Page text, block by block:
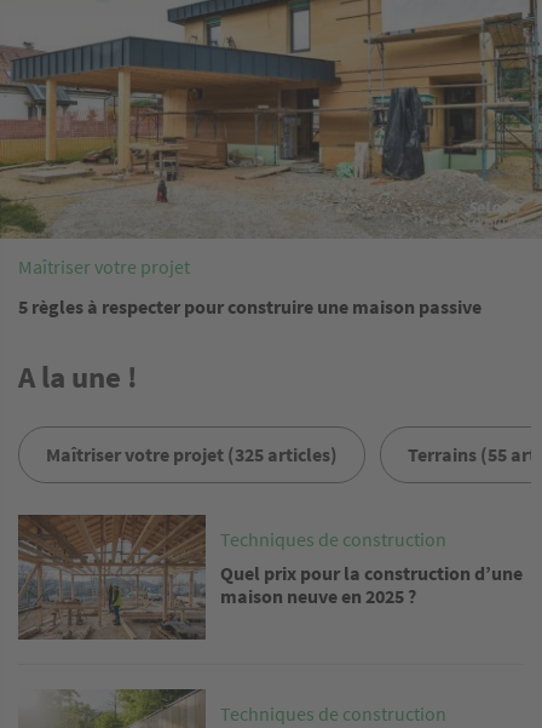
Maîtriser votre projet
5 règles à respecter pour construire une maison passive
A la une !
Maîtriser votre projet (325 articles) Terrains (55
Image
Techniques de construction
Quel prix pour la construction d’une
maison neuve en 2025 ?
Image
Techniques de construction